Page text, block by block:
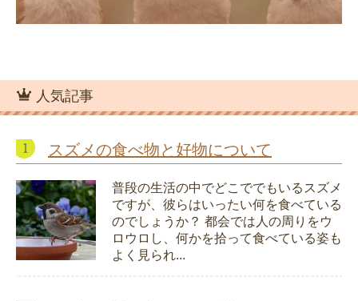
人気記事
スズメの食べ物と好物について
普段の生活の中でどこででもいるスズメ
ですが、彼らはいったい何を食べている
のでしょうか？ 都会では人の周りをウ
ロウロし、何かを拾って食べている姿も
よく見られ...